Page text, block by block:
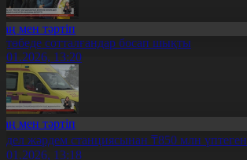
мен тәртіп
сотталғандар босап шықты
13:20
мен тәртіп
жәрдем станциясынан ₸850 млн үптеген
13:18